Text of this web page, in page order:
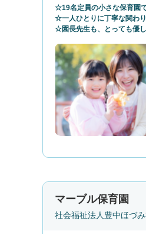
☆19名定員の小さな保育園
☆一人ひとりに丁寧な関わ
☆園長先生も、とっても優
マーブル保育園
社会福祉法人豊中ほづ